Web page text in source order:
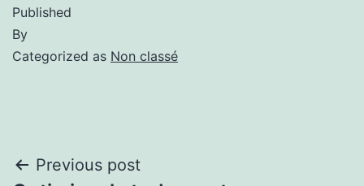
Published
By
Categorized as Non classé
Previous post